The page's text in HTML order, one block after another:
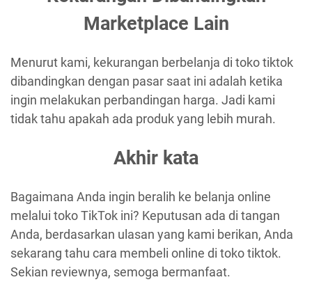
Marketplace Lain
Menurut kami, kekurangan berbelanja di toko tiktok
dibandingkan dengan pasar saat ini adalah ketika
ingin melakukan perbandingan harga. Jadi kami
tidak tahu apakah ada produk yang lebih murah.
Akhir kata
Bagaimana Anda ingin beralih ke belanja online
melalui toko TikTok ini? Keputusan ada di tangan
Anda, berdasarkan ulasan yang kami berikan, Anda
sekarang tahu cara membeli online di toko tiktok.
Sekian reviewnya, semoga bermanfaat.